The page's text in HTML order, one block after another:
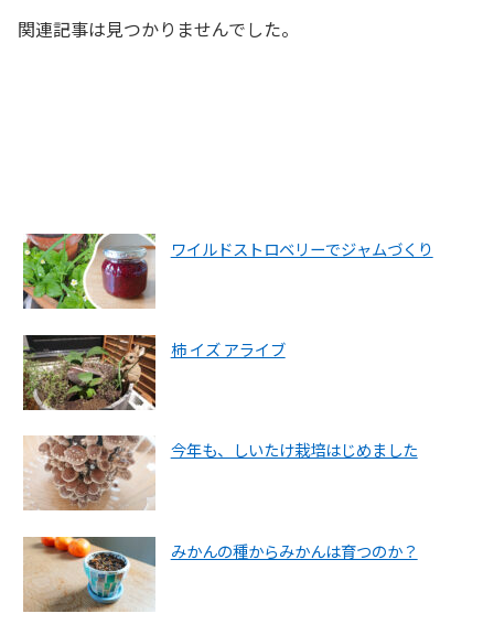
関連記事は見つかりませんでした。
ワイルドストロベリーでジャムづくり
柿 イズ アライブ
今年も、しいたけ栽培はじめました
みかんの種からみかんは育つのか？